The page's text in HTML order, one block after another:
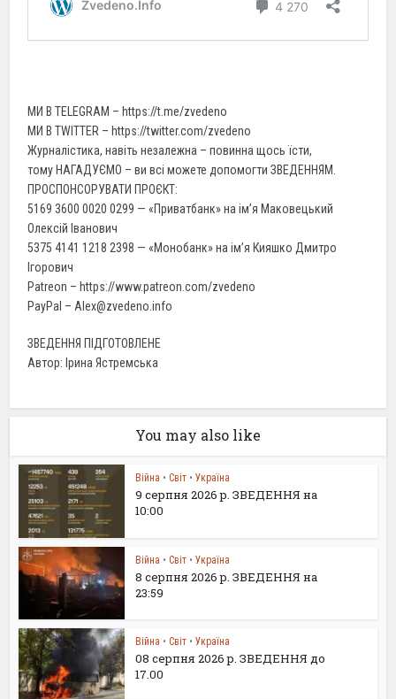
МИ В TELEGRAM – https://t.me/zvedeno
МИ В TWITTER – https://twitter.com/zvedeno
Журналістика, навіть незалежна – повинна щось їсти,
тому НАГАДУЄМО – ви всі можете допомогти ЗВЕДЕННЯМ.
ПРОСПОНСОРУВАТИ ПРОЄКТ:
5169 3600 0020 0299 — «Приватбанк» на ім’я Маковецький
Олексій Іванович
5375 4141 1218 2398 — «Монобанк» на ім’я Кияшко Дмитро
Ігорович
Patreon – https://www.patreon.com/zvedeno
PayPal – Alex@zvedeno.info
ЗВЕДЕННЯ ПІДГОТОВЛЕНЕ
Автор: Ірина Ястремська
You may also like
Війна • Світ • Україна
9 серпня 2026 р. ЗВЕДЕННЯ на
10:00
Війна • Світ • Україна
8 серпня 2026 р. ЗВЕДЕННЯ на
23:59
Війна • Світ • Україна
08 серпня 2026 р. ЗВЕДЕННЯ до
17.00